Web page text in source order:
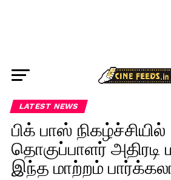
LATEST NEWS
பிக் பாஸ் நிகழ்ச்சியில்
தொகுப்பாளர்
இந்த மாற்றம்